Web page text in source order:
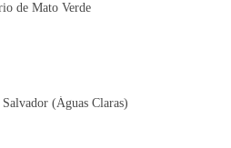
de Mato Verde
(Águas Claras)